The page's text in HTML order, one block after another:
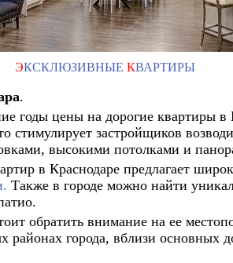
ЭКСКЛЮЗИВНЫЕ КВАРТИРЫ
.
годы цены на дорогие квартиры в
стимулирует застройщиков
высокими потолками и
в Краснодаре предлагает
Также в городе можно найти
обратить внимание на ее
города, вблизи основных